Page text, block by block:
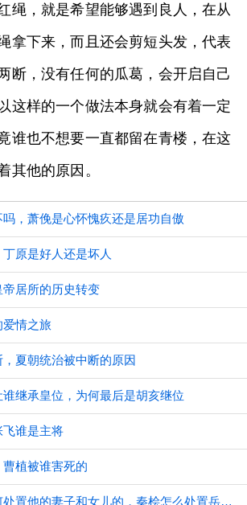
绳，就是希望能够遇到良人，在从
拿下来，而且还会剪短头发，代表
断，没有任何的瓜葛，会开启自己
这样的一个做法本身就会有着一定
谁也不想要一直都留在青楼，在这
其他的原因。
，萧俛是心怀愧疚还是居功自傲
原是好人还是坏人
居所的历史转变
情之旅
夏朝统治被中断的原因
继承皇位，为何最后是胡亥继位
谁是主将
植被谁害死的
​岳飞死后秦桧是如何处置他的妻子和女儿的，秦桧怎么处置岳飞家人的